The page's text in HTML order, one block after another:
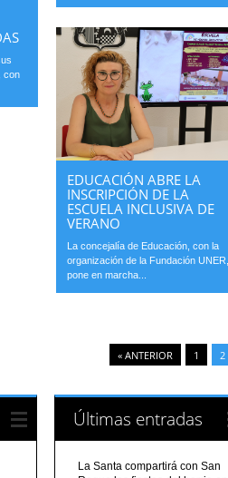
con
EDUCACIÓN ABRE LA
INSCRIPCIÓN DE LA
ESCUELA INCLUSIVA DE
VERANO
La concejalía de Educación, con la
organización de la Fundación UNER,
pone en marcha...
« ANTERIOR 1 2
Últimas entradas
La Santa compartirá con San